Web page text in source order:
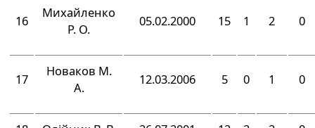
16
Михайленко
Р. О.
05.02.2000 15 1 2 0
17
Новаков М.
А.
12.03.2006 5 0 1 0